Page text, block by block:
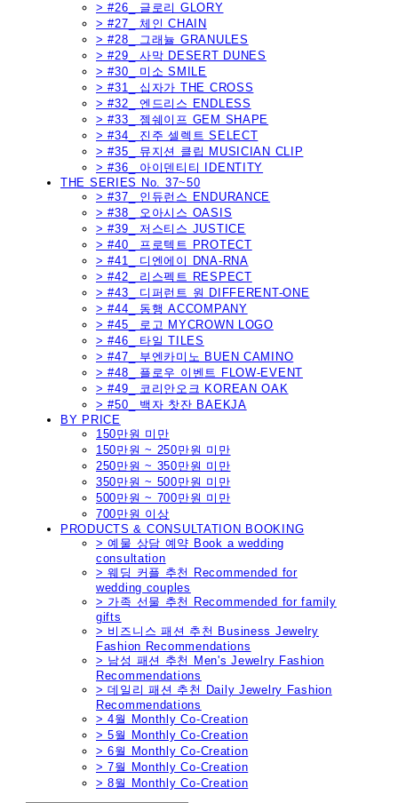
> #26_ 글로리 GLORY
> #27_ 체인 CHAIN
> #28_ 그래뉼 GRANULES
> #29_ 사막 DESERT DUNES
> #30_ 미소 SMILE
> #31_ 십자가 THE CROSS
> #32_ 엔드리스 ENDLESS
> #33_ 젬쉐이프 GEM SHAPE
> #34_ 진주 셀렉트 SELECT
> #35_ 뮤지션 클립 MUSICIAN CLIP
> #36_ 아이덴티티 IDENTITY
THE SERIES No. 37~50
> #37_ 인듀런스 ENDURANCE
> #38_ 오아시스 OASIS
> #39_ 저스티스 JUSTICE
> #40_ 프로텍트 PROTECT
> #41_ 디엔에이 DNA-RNA
> #42_ 리스펙트 RESPECT
> #43_ 디퍼런트 원 DIFFERENT-ONE
> #44_ 동행 ACCOMPANY
> #45_ 로고 MYCROWN LOGO
> #46_ 타일 TILES
> #47_ 부엔카미노 BUEN CAMINO
> #48_ 플로우 이벤트 FLOW-EVENT
> #49_ 코리안오크 KOREAN OAK
> #50_ 백자 찻잔 BAEKJA
BY PRICE
150만원 미만
150만원 ~ 250만원 미만
250만원 ~ 350만원 미만
350만원 ~ 500만원 미만
500만원 ~ 700만원 미만
700만원 이상
PRODUCTS & CONSULTATION BOOKING
> 예물 상담 예약 Book a wedding
consultation
> 웨딩 커플 추천 Recommended for
wedding couples
> 가족 선물 추천 Recommended for family
gifts
> 비즈니스 패션 추천 Business Jewelry
Fashion Recommendations
> 남성 패션 추천 Men's Jewelry Fashion
Recommendations
> 데일리 패션 추천 Daily Jewelry Fashion
Recommendations
> 4월 Monthly Co-Creation
> 5월 Monthly Co-Creation
> 6월 Monthly Co-Creation
> 7월 Monthly Co-Creation
> 8월 Monthly Co-Creation